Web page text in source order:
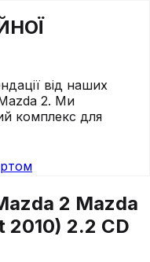
від наших
2. Ми
комплекс для
2 Mazda
2010) 2.2 CD